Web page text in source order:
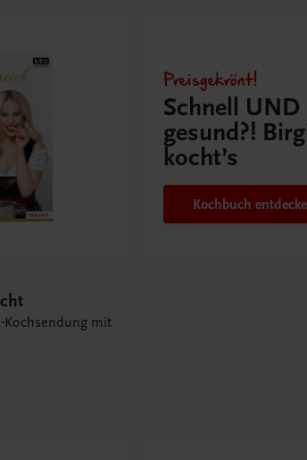
Kochsendung mit
Preisgekrönt!
Schnell UND
gesund?!
kocht’s
Kochbuch